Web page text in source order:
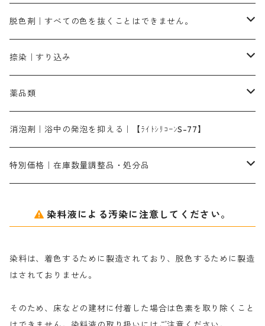
染料一覧ー500g入り
1kg
ピンクMB｜ピンク色
ローズMB｜鮮やかなピンク色）
スカイブルーMG｜緑みの空色
ターキスブルーHNG｜緑みの空色
ブラックMG（青みの黒色）
ネオホワイトR
片羽刷毛
洋型紙9番手｜中薄口｜約54cm×110cm
伸子
型洗いブラシ
芒硝｜綿・麻の染色に使用する。
アゾリン200％｜綿・麻・絹・羊毛・ナイロンの染色
レオニールEHC｜反応染料用
染料の浸透剤
ソルバライトS-70｜各種繊維の浸し染めに使用可能
染料の定着向上剤
ライトフィックスAコンク｜綿・麻もしくは直接染料で染めた素材
シルクフィックス３A｜絹の染料定着向上剤
アルカリ剤｜反応染料用
ソーダ灰
染料溶解剤
セレナゾールPDN｜各種染料の染料溶解剤
ネオポールB－300｜反応染料のソーピング剤
仕上げ剤｜柔軟・平滑剤
白場汚染防止剤
カルボキシメチルセルロース（CMC）
海藻系
たんぱく質系
化学糊（PVA）
防腐剤｜アルカリ性
脱色剤｜すべての色を抜くことはできません。
脱色剤
全体脱色｜ハイドロサルファイトコンク
部分脱色｜デグロリンSコンク
脱色助剤｜浸透・複色抑制剤
メイプロガムNP｜にじみ防止剤
アミラヂンD｜浸透・複色抑制剤
捺染｜すり込み
染料溶解剤｜染料の均一な浸透・吸着を補助する
捺染糊
メイプロガムNP（綿・麻・絹用｜直接・酸性・含金染料用）
白場汚染防止剤｜ソーピング剤｜水洗する際の再汚染防止剤
薬品類
ア行
カ行
ナ行
ハ行
消泡剤｜浴中の発泡を抑える｜【ﾗｲﾄｼﾘｺｰﾝS-77】
特別価格｜在庫数量調整品・処分品
粉末顔料
綿・麻を染める染料
染料液による汚染に注意してください。
染料は、着色するために製造されており、脱色するために製造
はされておりません。
そのため、床などの建材に付着した場合は色素を取り除くこと